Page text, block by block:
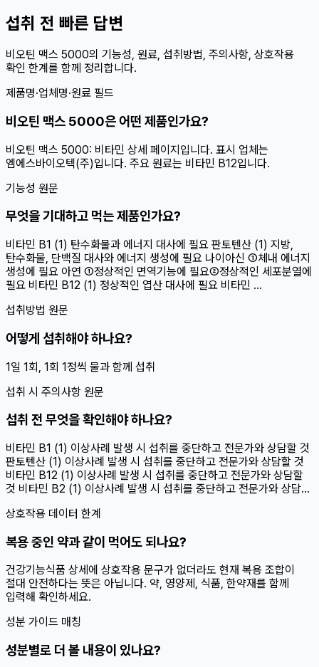
섭취 전 빠른 답변
비오틴 맥스 5000의 기능성, 원료, 섭취방법, 주의사항, 상호작용
확인 한계를 함께 정리합니다.
제품명·업체명·원료 필드
비오틴 맥스 5000은 어떤 제품인가요?
비오틴 맥스 5000: 비타민 상세 페이지입니다. 표시 업체는
엠에스바이오텍(주)입니다. 주요 원료는 비타민 B12입니다.
기능성 원문
무엇을 기대하고 먹는 제품인가요?
비타민 B1 (1) 탄수화물과 에너지 대사에 필요 판토텐산 (1) 지방,
탄수화물, 단백질 대사와 에너지 생성에 필요 나이아신 ①체내 에너지
생성에 필요 아연 ①정상적인 면역기능에 필요②정상적인 세포분열에
필요 비타민 B12 (1) 정상적인 엽산 대사에 필요 비타민 ...
섭취방법 원문
어떻게 섭취해야 하나요?
1일 1회, 1회 1정씩 물과 함께 섭취
섭취 시 주의사항 원문
섭취 전 무엇을 확인해야 하나요?
비타민 B1 (1) 이상사례 발생 시 섭취를 중단하고 전문가와 상담할 것
판토텐산 (1) 이상사례 발생 시 섭취를 중단하고 전문가와 상담할 것
비타민 B12 (1) 이상사례 발생 시 섭취를 중단하고 전문가와 상담할
것 비타민 B2 (1) 이상사례 발생 시 섭취를 중단하고 전문가와 상담...
상호작용 데이터 한계
복용 중인 약과 같이 먹어도 되나요?
건강기능식품 상세에 상호작용 문구가 없더라도 현재 복용 조합이
절대 안전하다는 뜻은 아닙니다. 약, 영양제, 식품, 한약재를 함께
입력해 확인하세요.
성분 가이드 매칭
성분별로 더 볼 내용이 있나요?